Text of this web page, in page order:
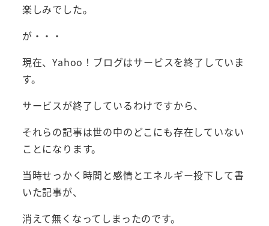
楽しみでした。
が・・・
現在、Yahoo！ブログはサービスを終了していま
す。
サービスが終了しているわけですから、
それらの記事は世の中のどこにも存在していない
ことになります。
当時せっかく時間と感情とエネルギー投下して書
いた記事が、
消えて無くなってしまったのです。